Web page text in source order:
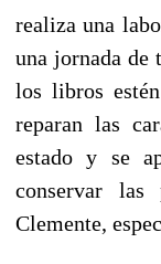
realiza una
una jornada de
los libros
reparan las
estado y se
conservar las
Clemente,